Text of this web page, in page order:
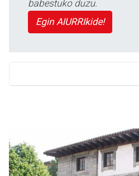
babestuko duzu.
Egin AIURRIkide!